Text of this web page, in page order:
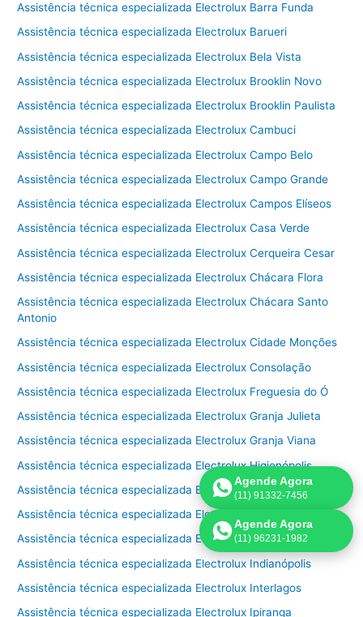
Assistência técnica especializada Electrolux Barra Funda
Assistência técnica especializada Electrolux Barueri
Assistência técnica especializada Electrolux Bela Vista
Assistência técnica especializada Electrolux Brooklin Novo
Assistência técnica especializada Electrolux Brooklin Paulista
Assistência técnica especializada Electrolux Cambuci
Assistência técnica especializada Electrolux Campo Belo
Assistência técnica especializada Electrolux Campo Grande
Assistência técnica especializada Electrolux Campos Elíseos
Assistência técnica especializada Electrolux Casa Verde
Assistência técnica especializada Electrolux Cerqueira Cesar
Assistência técnica especializada Electrolux Chácara Flora
Assistência técnica especializada Electrolux Chácara Santo
Antonio
Assistência técnica especializada Electrolux Cidade Monções
Assistência técnica especializada Electrolux Consolação
Assistência técnica especializada Electrolux Freguesia do Ó
Assistência técnica especializada Electrolux Granja Julieta
Assistência técnica especializada Electrolux Granja Viana
Assistência técnica especializada Electrolux Higienópolis
Assistência técnica especializada Electrolux Horto Florestal
Assistência técnica especializada Electrolux Ibirapuera
Assistência técnica especializada Electrolux Imirim
Assistência técnica especializada Electrolux Indianópolis
Assistência técnica especializada Electrolux Interlagos
Assistência técnica especializada Electrolux Ipiranga
Agende Agora
(11) 91332-7456
Agende Agora
(11) 96231-1982